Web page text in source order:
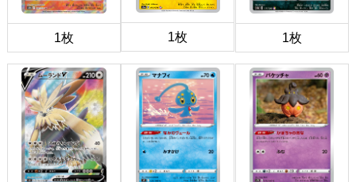
1枚 1枚 1枚